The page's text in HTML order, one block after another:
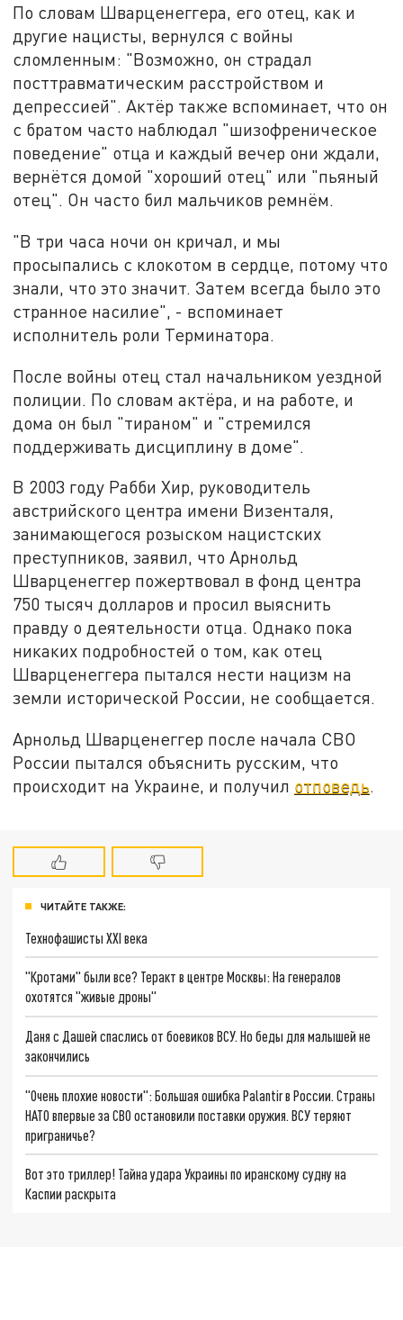
По словам Шварценеггера, его отец, как и
другие нацисты, вернулся с войны
сломленным: "Возможно, он страдал
посттравматическим расстройством и
депрессией". Актёр также вспоминает, что он
с братом часто наблюдал "шизофреническое
поведение" отца и каждый вечер они ждали,
вернётся домой "хороший отец" или "пьяный
отец". Он часто бил мальчиков ремнём.
"В три часа ночи он кричал, и мы
просыпались с клокотом в сердце, потому что
знали, что это значит. Затем всегда было это
странное насилие", - вспоминает
исполнитель роли Терминатора.
После войны отец стал начальником уездной
полиции. По словам актёра, и на работе, и
дома он был "тираном" и "стремился
поддерживать дисциплину в доме".
В 2003 году Рабби Хир, руководитель
австрийского центра имени Визенталя,
занимающегося розыском нацистских
преступников, заявил, что Арнольд
Шварценеггер пожертвовал в фонд центра
750 тысяч долларов и просил выяснить
правду о деятельности отца. Однако пока
никаких подробностей о том, как отец
Шварценеггера пытался нести нацизм на
земли исторической России, не сообщается.
Арнольд Шварценеггер после начала СВО
России пытался объяснить русским, что
происходит на Украине, и получил отповедь.
ЧИТАЙТЕ ТАКЖЕ:
Технофашисты XXI века
"Кротами" были все? Теракт в центре Москвы: На генералов
охотятся "живые дроны"
Даня с Дашей спаслись от боевиков ВСУ. Но беды для малышей не
закончились
"Очень плохие новости": Большая ошибка Palantir в России. Страны
НАТО впервые за СВО остановили поставки оружия. ВСУ теряют
приграничье?
Вот это триллер! Тайна удара Украины по иранскому судну на
Каспии раскрыта